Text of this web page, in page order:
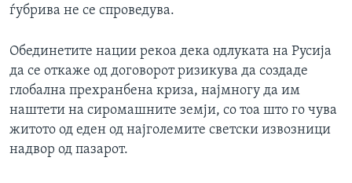
ѓубрива не се спроведува.
Обединетите нации рекоа дека одлуката на Русија
да се откаже од договорот ризикува да создаде
глобална прехранбена криза, најмногу да им
наштети на сиромашните земји, со тоа што го чува
житото од еден од најголемите светски извозници
надвор од пазарот.